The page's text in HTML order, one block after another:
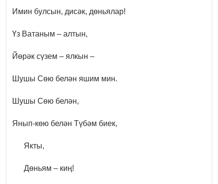
Имин булсын, дисәк, дөньялар!
Үз Ватаным – алтын,
Йөрәк сүзем – ялкын –
Шушы Сөю белән яшим мин.
Шушы Сөю белән,
Янып-көю белән Түбәм биек,
Якты,
Дөньям – киң!